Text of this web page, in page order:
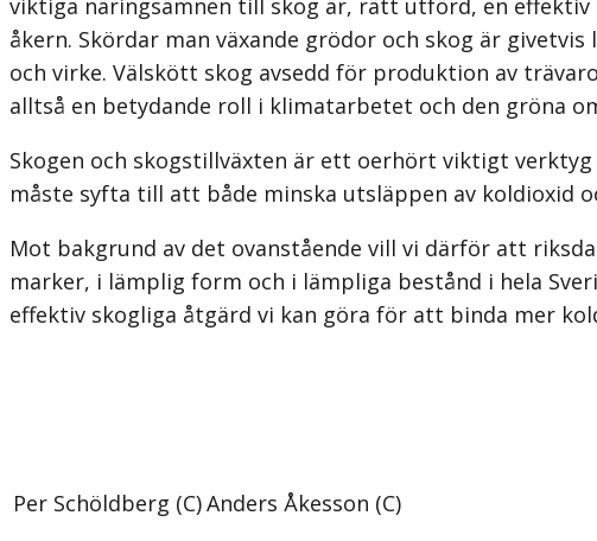
åkern. Skördar man växande grödor och skog är
och virke. Välskött skog avsedd för produktion av
alltså en betydande roll i klimatarbetet och den gröna
Skogen och skogstillväxten är ett oerhört viktigt
måste syfta till att både minska utsläppen av koldioxid
Mot bakgrund av det ovanstående vill vi därför att
marker, i lämplig form och i lämpliga bestånd i hela
effektiv skogliga åtgärd vi kan göra för att binda mer
Per Schöldberg (C)Anders Åkesson (C)